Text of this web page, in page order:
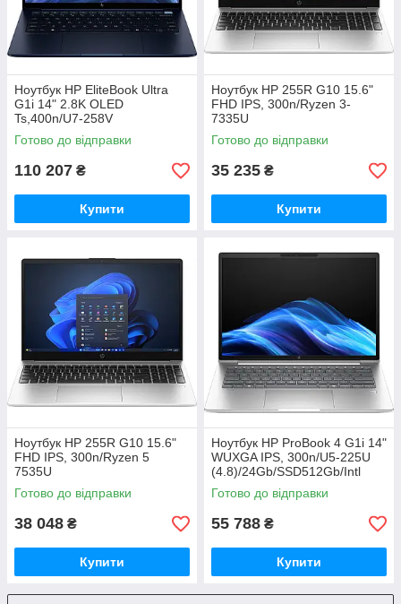
Ноутбук HP EliteBook Ultra
G1i 14" 2.8K OLED
Ts,400n/U7-258V
(4.8)/32Gb/SSD2Tb/Arc Gr/
Підсв/DOS/Синій
Готово до відправки
110 207 ₴
Купити
Ноутбук HP 255R G10 15.6"
FHD IPS, 300n/Ryzen 3-
7335U
(4.3)/16Gb/SSD512Gb/Radeo
n/DOS/3y.w/Сріблястий
Готово до відправки
35 235 ₴
Купити
Ноутбук HP 255R G10 15.6"
FHD IPS, 300n/Ryzen 5
7535U
(4.5)/16Gb/SSD512Gb/Radeo
n/DOS/3y.w/Сріблястий
Готово до відправки
38 048 ₴
Купити
Ноутбук HP ProBook 4 G1i 14"
WUXGA IPS, 300n/U5-225U
(4.8)/24Gb/SSD512Gb/Intl
Gr/FPS/Підсв/DOS
(AT6F2AV_V8)
Готово до відправки
55 788 ₴
Купити